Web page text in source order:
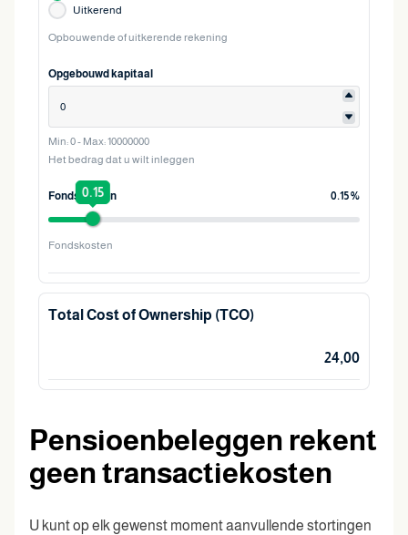
Uitkerend
Opbouwende of uitkerende rekening
Opgebouwd kapitaal
Min: 0 - Max: 10000000
Het bedrag dat u wilt inleggen
Fondskosten 0.15 %
0.15
Fondskosten
Total Cost of Ownership (TCO)
24,00
Pensioenbeleggen rekent
geen transactiekosten
U kunt op elk gewenst moment aanvullende stortingen